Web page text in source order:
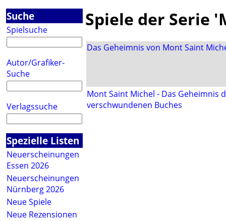
Suche
Spielsuche
Autor/Grafiker-
Suche
Verlagssuche
Spezielle Listen
Neuerscheinungen
Essen 2026
Neuerscheinungen
Nürnberg 2026
Neue Spiele
Neue Rezensionen
Spiele der Serie
Das Geheimnis von Mont Saint
Mont Saint Michel - Das Geheimnis
verschwundenen Buches